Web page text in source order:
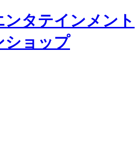
タテインメント
ショップ